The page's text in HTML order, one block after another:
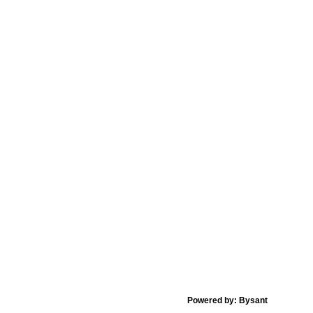
Powered by: Bysant